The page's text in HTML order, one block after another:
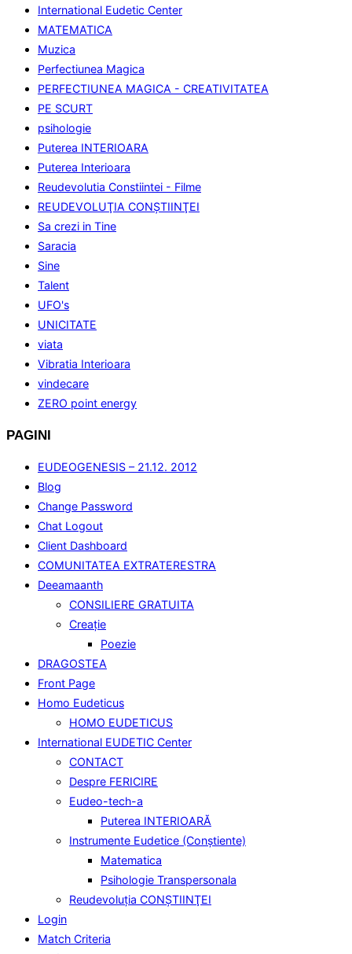
International Eudetic Center
MATEMATICA
Muzica
Perfectiunea Magica
PERFECTIUNEA MAGICA - CREATIVITATEA
PE SCURT
psihologie
Puterea INTERIOARA
Puterea Interioara
Reudevolutia Constiintei - Filme
REUDEVOLUŢIA CONŞTIINŢEI
Sa crezi in Tine
Saracia
Sine
Talent
UFO's
UNICITATE
viata
Vibratia Interioara
vindecare
ZERO point energy
PAGINI
EUDEOGENESIS – 21.12. 2012
Blog
Change Password
Chat Logout
Client Dashboard
COMUNITATEA EXTRATERESTRA
Deeamaanth
CONSILIERE GRATUITA
Creaţie
Poezie
DRAGOSTEA
Front Page
Homo Eudeticus
HOMO EUDETICUS
International EUDETIC Center
CONTACT
Despre FERICIRE
Eudeo-tech-a
Puterea INTERIOARĂ
Instrumente Eudetice (Conştiente)
Matematica
Psihologie Transpersonala
Reudevoluţia CONŞTIINŢEI
Login
Match Criteria